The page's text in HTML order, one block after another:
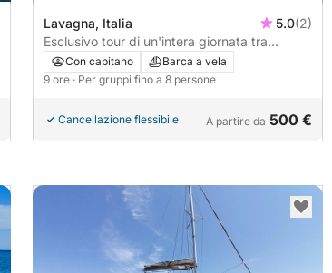
Lavagna, Italia 5.0(2)
Esclusivo tour di un'intera giornata tra
Portofino e San Fruttuoso con aperitivo e
degustazione di vini.
Con capitano
Barca a vela
9 ore · Per gruppi fino a 8 persone
Cancellazione flessibile A partire da 500 €